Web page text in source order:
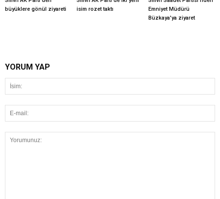
büyüklere gönül ziyareti
isim rozet taktı
Emniyet Müdürü
Büzkaya'ya ziyaret
YORUM YAP